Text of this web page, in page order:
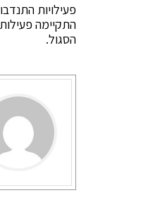
פעילויות
התקיימה
הסגול.